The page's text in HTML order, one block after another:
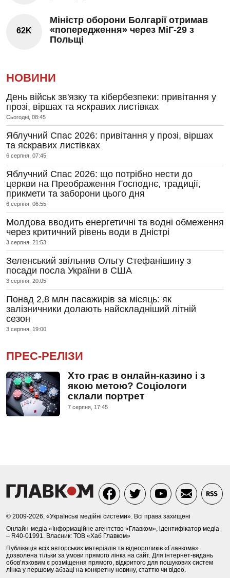
62K
Міністр оборони Болгарії отримав
«попередження» через МіГ-29 з
Польщі
НОВИНИ
День військ зв'язку та кібербезпеки: привітання у
прозі, віршах та яскравих листівках
Сьогодні, 08:45
Яблучний Спас 2026: привітання у прозі, віршах
та яскравих листівках
6 серпня, 07:45
Яблучний Спас 2026: що потрібно нести до
церкви на Преображення Господнє, традиції,
прикмети та заборони цього дня
6 серпня, 06:55
Молдова вводить енергетичні та водні обмеження
через критичний рівень води в Дністрі
3 серпня, 21:53
Зеленський звільнив Ольгу Стефанішину з
посади посла України в США
3 серпня, 20:05
Понад 2,8 млн пасажирів за місяць: як
залізничники долають найскладніший літній
сезон
3 серпня, 19:00
ПРЕС-РЕЛІЗИ
Хто грає в онлайн-казино і з
якою метою? Соціологи
склали портрет
7 серпня, 17:45
© 2009-2026, «Українські медійні системи». Всі права захищені
Онлайн-медіа «Інформаційне агентство «Главком», ідентифікатор медіа
– R40-01991. Власник: ТОВ «Хаб Главком»
Публікація всіх авторських матеріалів та відеороликів «Главкома»
дозволена тільки за умови прямого лінка на сайт. Для інтернет-видань
обов’язковим є розміщення прямого, відкритого для пошукових систем
лінка у першому абзаці на конкретну новину, статтю чи відео.